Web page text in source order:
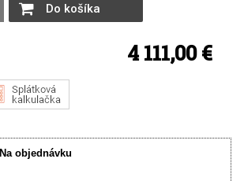
Do košíka
4 111,00 €
Na objednávku